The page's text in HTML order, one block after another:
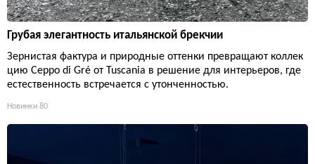
Грубая элегантность итальянской брекчии
Зернистая фактура и природные оттенки превращают коллек
цию Ceppo di Gré от Tuscania в решение для интерьеров, где
естественность встречается с утонченностью.
Новинки 80